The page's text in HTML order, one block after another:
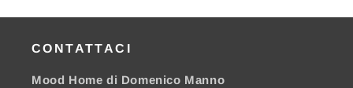
CONTATTACI
Mood Home di Domenico Manno